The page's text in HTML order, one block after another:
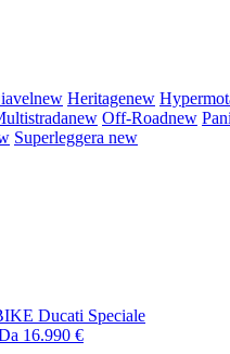
new Heritagenew
new Off-Roadnew
Superleggera new
Ducati Speciale
16.990 €